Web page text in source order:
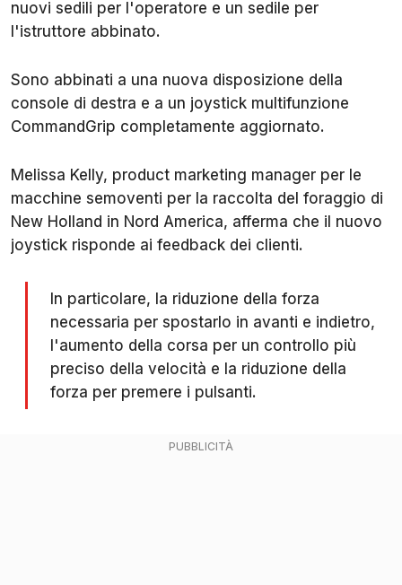
nuovi sedili per l'operatore e un sedile per
l'istruttore abbinato.
Sono abbinati a una nuova disposizione della
console di destra e a un joystick multifunzione
CommandGrip completamente aggiornato.
Melissa Kelly, product marketing manager per le
macchine semoventi per la raccolta del foraggio di
New Holland in Nord America, afferma che il nuovo
joystick risponde ai feedback dei clienti.
In particolare, la riduzione della forza
necessaria per spostarlo in avanti e indietro,
l'aumento della corsa per un controllo più
preciso della velocità e la riduzione della
forza per premere i pulsanti.